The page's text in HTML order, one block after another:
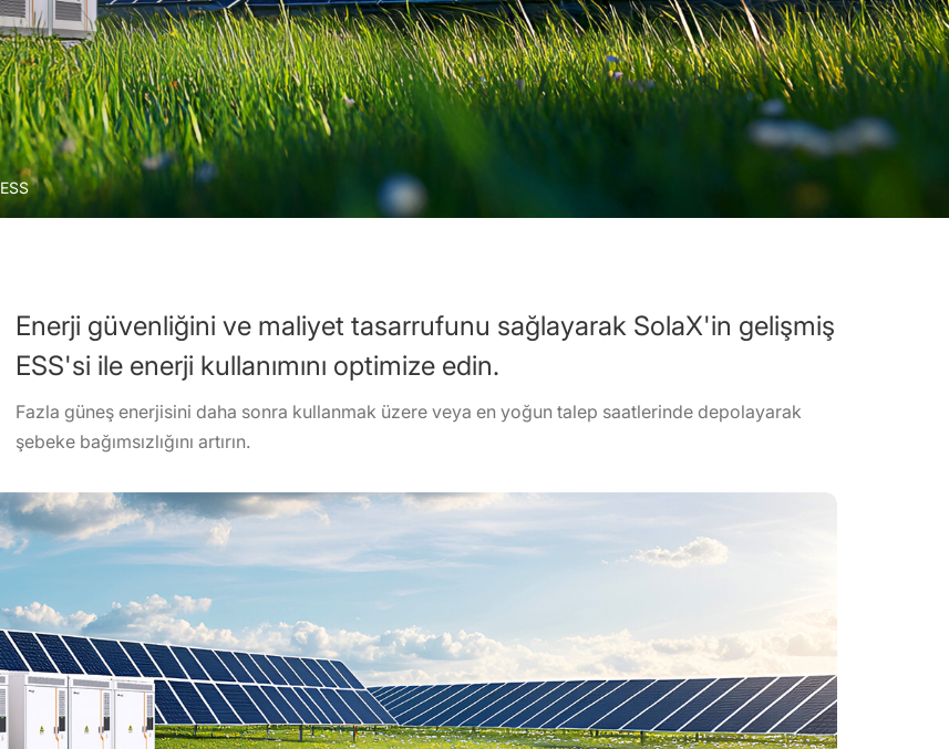
ESS
Enerji güvenliğini ve maliyet tasarrufunu sağlayarak SolaX'in gelişmiş
ESS'si ile enerji kullanımını optimize edin.
Fazla güneş enerjisini daha sonra kullanmak üzere veya en yoğun talep saatlerinde depolayarak
şebeke bağımsızlığını artırın.